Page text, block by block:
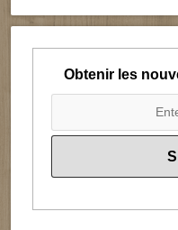
Obtenir les